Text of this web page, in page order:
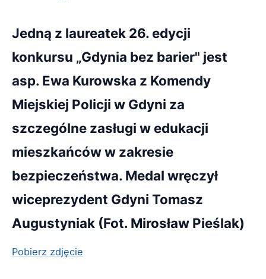
Jedną z laureatek 26. edycji
konkursu „Gdynia bez barier" jest
asp. Ewa Kurowska z Komendy
Miejskiej Policji w Gdyni za
szczególne zasługi w edukacji
mieszkańców w zakresie
bezpieczeństwa. Medal wręczył
wiceprezydent Gdyni Tomasz
Augustyniak (Fot. Mirosław Pieślak)
Pobierz zdjęcie